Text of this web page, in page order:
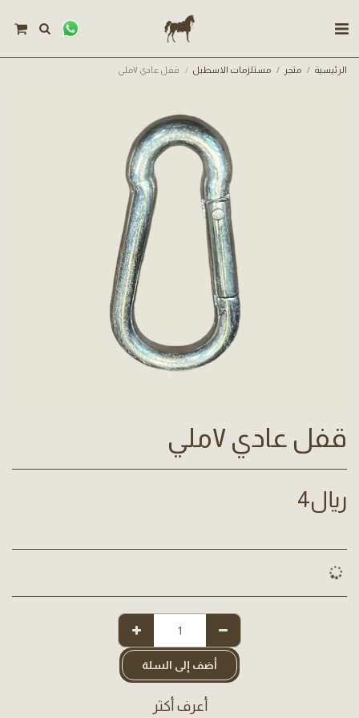
الرئيسية متجر مستلزمات الاسطبل قفل عادي ٧ملي
قفل عادي ٧ملي
﷼4
أضف إلى السلة
أعرف أكثر